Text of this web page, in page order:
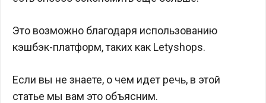
Это возможно благодаря использованию
кэшбэк-платформ, таких как Letyshops.
Если вы не знаете, о чем идет речь, в этой
статье мы вам это объясним.